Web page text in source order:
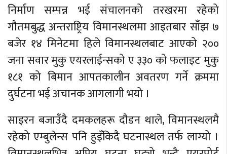
निर्माण सम्पन्न भई संचालनको तरखरमा रहेको
गौतमबुद्ध अन्तराष्ट्रिय विमानस्थलमा आइतबार साँझ ७
बजेर १४ मिनेटमा हिले विमानस्थलबाट आएको २००
जना सवार मुकु एयरलाईन्सको ए ३३० को फलाइट मुकु
१८१ को बिमान आपतकालीन अवतरण गर्ने क्रममा
दुर्घटना भई अचानक आगलागी भयो ।
साइरन बजाउँदै दमकलहरू दौडन थाले, विमानस्थलमै
रहेको एम्बुलेन्स पनि हुइँकिदै घटनास्थल तर्फ लाग्यो ।